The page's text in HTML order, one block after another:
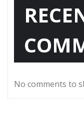
No comments to